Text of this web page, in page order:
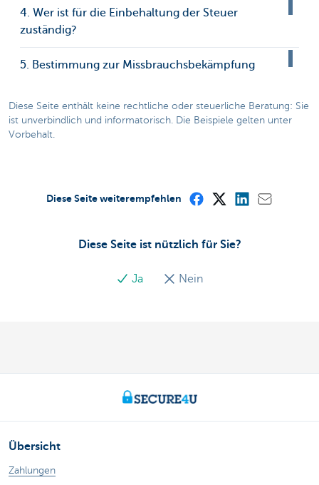
4. Wer ist für die Einbehaltung der Steuer
zuständig?
5. Bestimmung zur Missbrauchsbekämpfung
Diese Seite enthält keine rechtliche oder steuerliche Beratung: Sie
ist unverbindlich und informatorisch. Die Beispiele gelten unter
Vorbehalt.
Diese Seite ist nützlich für Sie?
Ja Nein
Diese Seite weiterempfehlen
Übersicht
Zahlungen